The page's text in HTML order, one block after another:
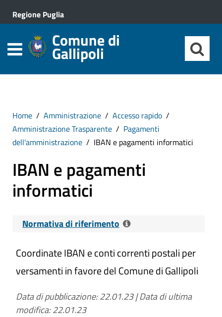
Regione Puglia
Comune di
Gallipoli
Home Amministrazione
Accesso rapido
Amministrazione Trasparente
Pagamenti
dell'amministrazione
IBAN e pagamenti informatici
IBAN e pagamenti
informatici
Normativa di riferimento
Riferimenti normativi:
D. Lgs. 14 Marzo 2013 n. 33 Art. 36 -
necessarie per l'effettuazione di
pagamenti informatici
Coordinate IBAN e conti correnti postali per
versamenti in favore del Comune di Gallipoli
Data di pubblicazione: 22.01.23|Data di ultima
modifica: 22.01.23